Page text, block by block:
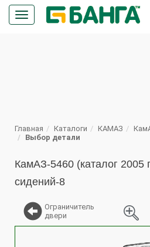
Кнопка
меню
Главная Каталоги КАМАЗ
Выбор детали
КамАЗ-5460 (каталог 2005
сидений-8
Ограничитель
двери